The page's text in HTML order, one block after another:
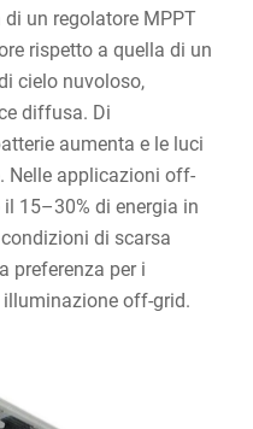
di un regolatore MPPT
rispetto a quella di un
cielo nuvoloso,
diffusa. Di
aumenta e le luci
Nelle applicazioni off-
15–30% di energia in
di scarsa
preferenza per i
off-grid.